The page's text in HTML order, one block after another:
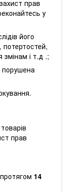
прав
у
його
потертостей,
і т.д .;
порушена
прав
14